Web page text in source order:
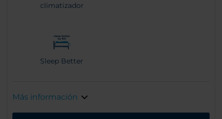
climatizador
Sleep Better
Más información